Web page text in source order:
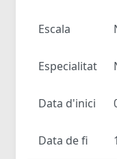
Escala
Especialitat
Data d'inici
Data de fi